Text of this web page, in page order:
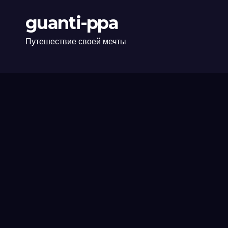
guanti-ppa
Путешествие своей мечты